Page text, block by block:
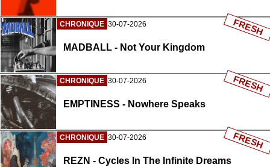
CHRONIQUE 30-07-2026
MADBALL - Not Your Kingdom
FRESH
CHRONIQUE 30-07-2026
EMPTINESS - Nowhere Speaks
FRESH
CHRONIQUE 30-07-2026
REZN - Cycles In The Infinite Dreams
FRESH